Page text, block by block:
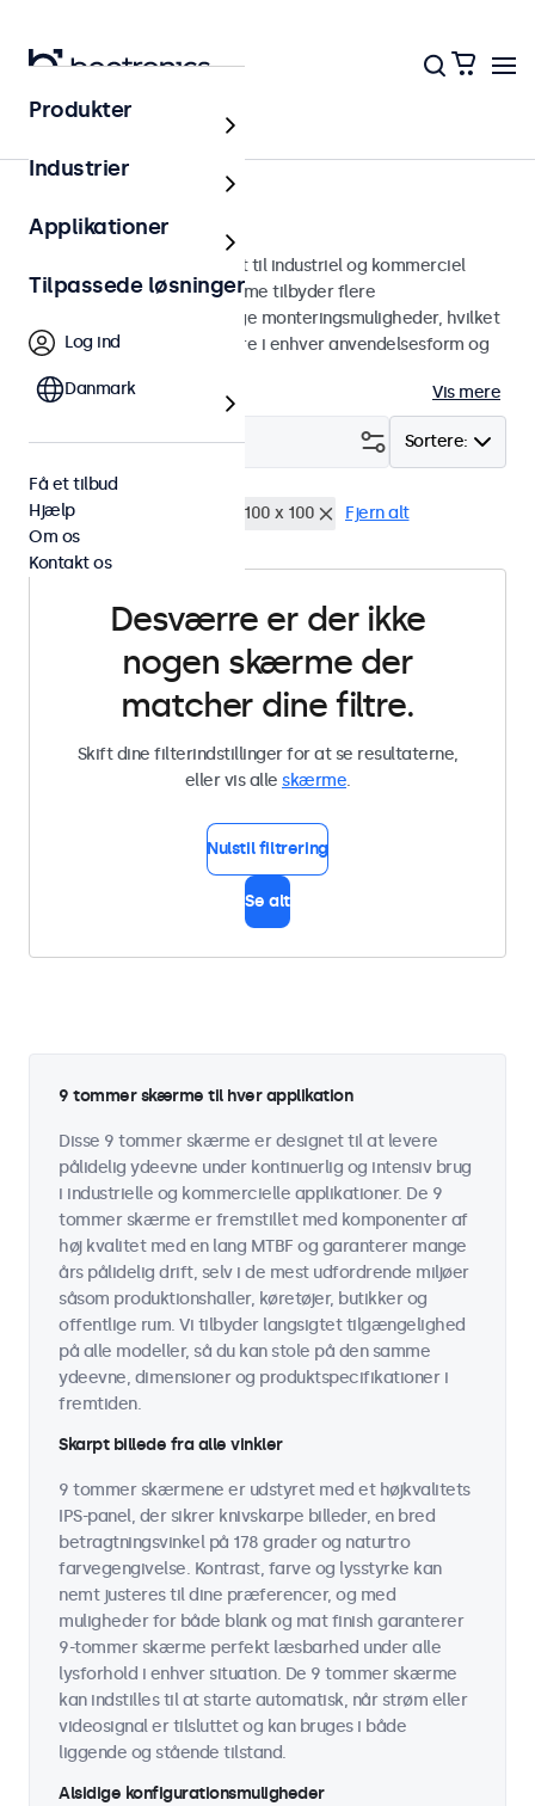
Skærme
9-tommer skærme
9 tommer skærme designet til industriel og kommerciel
brug. Vores 9-tommer skærme tilbyder flere
billedforbindelser og alsidige monteringsmuligheder, hvilket
gør dem nemme at integrere i enhver anvendelsesform og
Vis mere
Sortere:
Filter (0)
9 tommer skaerme VESA 100 x 100 Fjern alt
Desværre er der ikke
nogen skærme der
matcher dine filtre.
Skift dine filterindstillinger for at se resultaterne,
eller vis alle skærme.
Nulstil filtrering
Se alt
9 tommer skærme til hver applikation
Disse 9 tommer skærme er designet til at levere
pålidelig ydeevne under kontinuerlig og intensiv brug
i industrielle og kommercielle applikationer. De 9
tommer skærme er fremstillet med komponenter af
høj kvalitet med en lang MTBF og garanterer mange
års pålidelig drift, selv i de mest udfordrende miljøer
såsom produktionshaller, køretøjer, butikker og
offentlige rum. Vi tilbyder langsigtet tilgængelighed
på alle modeller, så du kan stole på den samme
ydeevne, dimensioner og produktspecifikationer i
fremtiden.
Skarpt billede fra alle vinkler
9 tommer skærmene er udstyret med et højkvalitets
IPS-panel, der sikrer knivskarpe billeder, en bred
betragtningsvinkel på 178 grader og naturtro
farvegengivelse. Kontrast, farve og lysstyrke kan
nemt justeres til dine præferencer, og med
muligheder for både blank og mat finish garanterer
9-tommer skærme perfekt læsbarhed under alle
lysforhold i enhver situation. De 9 tommer skærme
kan indstilles til at starte automatisk, når strøm eller
videosignal er tilsluttet og kan bruges i både
liggende og stående tilstand.
Alsidige konfigurationsmuligheder
Produkter
Industrier
Applikationer
Tilpassede løsninger
Log ind
Danmark
Få et tilbud
Hjælp
Om os
Kontakt os